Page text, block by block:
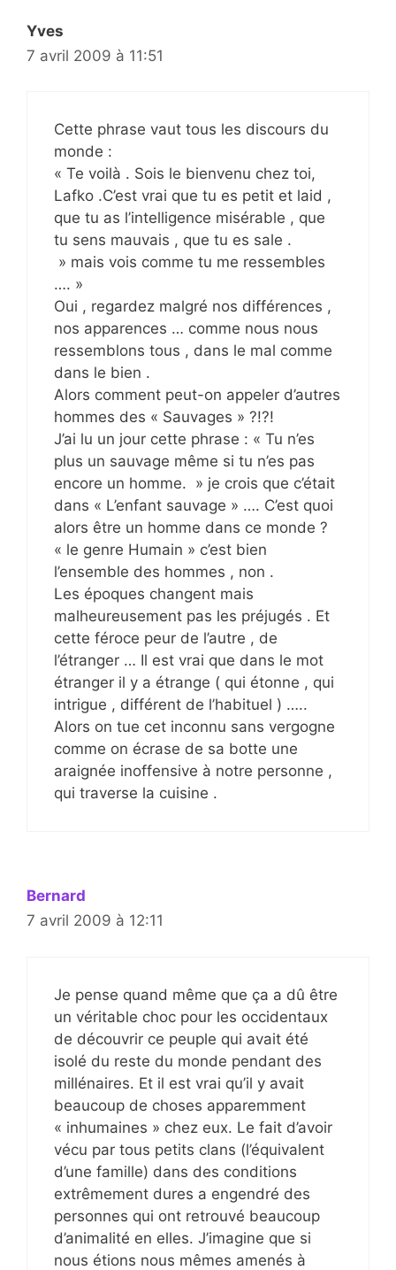
Yves
7 avril 2009 à 11:51
Cette phrase vaut tous les discours du
monde :
« Te voilà . Sois le bienvenu chez toi,
Lafko .C’est vrai que tu es petit et laid ,
que tu as l’intelligence misérable , que
tu sens mauvais , que tu es sale .
» mais vois comme tu me ressembles
…. »
Oui , regardez malgré nos différences ,
nos apparences … comme nous nous
ressemblons tous , dans le mal comme
dans le bien .
Alors comment peut-on appeler d’autres
hommes des « Sauvages » ?!?!
J’ai lu un jour cette phrase : « Tu n’es
plus un sauvage même si tu n’es pas
encore un homme. » je crois que c’était
dans « L’enfant sauvage » …. C’est quoi
alors être un homme dans ce monde ?
« le genre Humain » c’est bien
l’ensemble des hommes , non .
Les époques changent mais
malheureusement pas les préjugés . Et
cette féroce peur de l’autre , de
l’étranger … Il est vrai que dans le mot
étranger il y a étrange ( qui étonne , qui
intrigue , différent de l’habituel ) …..
Alors on tue cet inconnu sans vergogne
comme on écrase de sa botte une
araignée inoffensive à notre personne ,
qui traverse la cuisine .
Bernard
7 avril 2009 à 12:11
Je pense quand même que ça a dû être
un véritable choc pour les occidentaux
de découvrir ce peuple qui avait été
isolé du reste du monde pendant des
millénaires. Et il est vrai qu’il y avait
beaucoup de choses apparemment
« inhumaines » chez eux. Le fait d’avoir
vécu par tous petits clans (l’équivalent
d’une famille) dans des conditions
extrêmement dures a engendré des
personnes qui ont retrouvé beaucoup
d’animalité en elles. J’imagine que si
nous étions nous mêmes amenés à